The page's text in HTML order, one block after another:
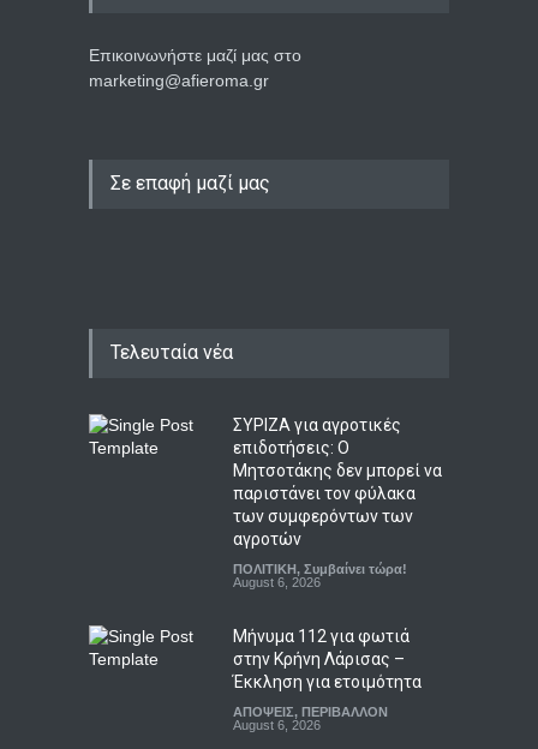
Επικοινωνήστε μαζί μας στο
marketing@afieroma.gr
Σε επαφή μαζί μας
Τελευταία νέα
ΣΥΡΙΖΑ για αγροτικές
επιδοτήσεις: Ο
Μητσοτάκης δεν μπορεί να
παριστάνει τον φύλακα
των συμφερόντων των
αγροτών
ΠΟΛΙΤΙΚΗ, Συμβαίνει τώρα!
August 6, 2026
Μήνυμα 112 για φωτιά
στην Κρήνη Λάρισας –
Έκκληση για ετοιμότητα
ΑΠΟΨΕΙΣ, ΠΕΡΙΒΑΛΛΟΝ
August 6, 2026